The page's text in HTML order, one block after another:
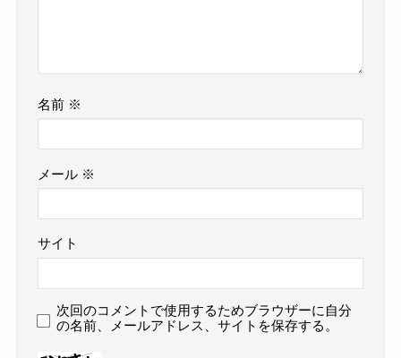
名前 ※
メール ※
サイト
次回のコメントで使用するためブラウザーに自分
の名前、メールアドレス、サイトを保存する。